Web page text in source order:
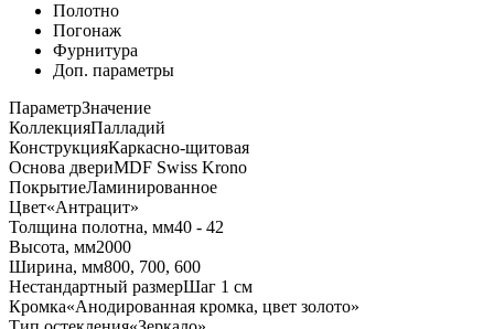
Полотно
Погонаж
Фурнитура
Доп. параметры
ПараметрЗначение
КоллекцияПалладий
КонструкцияКаркасно-щитовая
Основа двериMDF Swiss Krono
ПокрытиеЛаминированное
Цвет«Антрацит»
Толщина полотна, мм40 - 42
Высота, мм2000
Ширина, мм800, 700, 600
Нестандартный размерШаг 1 см
Кромка«Анодированная кромка, цвет золото»